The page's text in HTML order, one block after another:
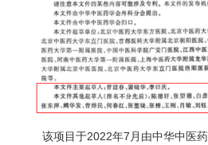
该项目于2022年7月由中华中医